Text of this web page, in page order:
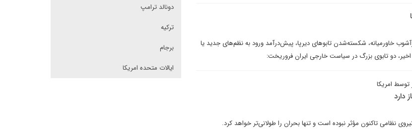
خاورمیانه، شکسته‌شدن تابوهای دیرپا، پیش‌درآمد ورود به نظم‌های جدید یا
دو تابوی بزرگ در سیاست خارجی ایران فروریخت:
توسط امریکا
دارد
نظامی تاکنون مؤثر نبوده است و تنها بحران را طولانی‌تر خواهد کرد.
دونالد ترامپ
ترکیه
برجام
ایالات متحده امریکا